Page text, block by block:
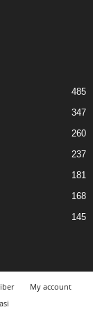
485
347
260
237
181
168
145
My account